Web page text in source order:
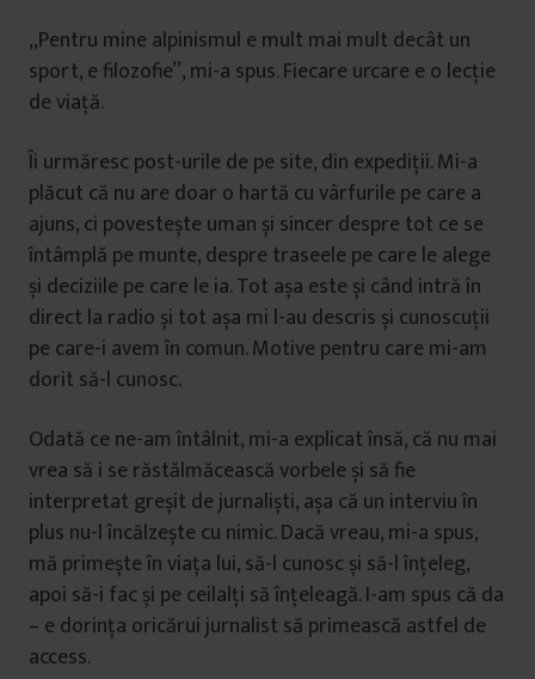
„Pentru mine alpinismul e mult mai mult decât un
sport, e filozofie”, mi-a spus. Fiecare urcare e o lecție
de viață.
Îi urmăresc post-urile de pe site, din expediții. Mi-a
plăcut că nu are doar o hartă cu vârfurile pe care a
ajuns, ci povestește uman și sincer despre tot ce se
întâmplă pe munte, despre traseele pe care le alege
și deciziile pe care le ia. Tot așa este și când intră în
direct la radio și tot așa mi l-au descris și cunoscuții
pe care-i avem în comun. Motive pentru care mi-am
dorit să-l cunosc.
Odată ce ne-am întâlnit, mi-a explicat însă, că nu mai
vrea să i se răstălmăcească vorbele și să fie
interpretat greșit de jurnaliști, așa că un interviu în
plus nu-l încălzește cu nimic. Dacă vreau, mi-a spus,
mă primește în viața lui, să-l cunosc și să-l înțeleg,
apoi să-i fac și pe ceilalți să înțeleagă. I-am spus că da
– e dorința oricărui jurnalist să primească astfel de
access.